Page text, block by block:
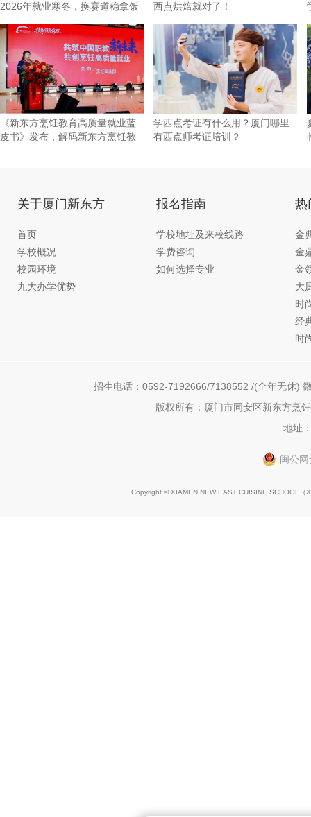
2026年就业寒冬，换赛道稳拿饭
西点烘焙就对了！
《新东方烹饪教育高质量就业蓝
皮书》发布，解码新东方烹饪教
学西点考证有什么用？厦门哪里
有西点师考证培训？
关于厦门新东方
首页
学校概况
校园环境
九大办学优势
报名指南
学校地址及来校线路
学费咨询
如何选择专业
热
金
金
金
大
时
经
时
招生电话：0592-7192666/7138552 /(全年无休)
版权所有：厦门市同安区新东方烹
地址
闽公
Copyright © XIAMEN NEW EAST CUISINE SCHOOL（